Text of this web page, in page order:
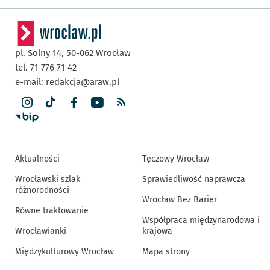
pl. Solny 14, 50-062 Wrocław
tel. 71 776 71 42
e-mail: redakcja@araw.pl
Aktualności
Wrocławski szlak
różnorodności
Równe traktowanie
Wrocławianki
Międzykulturowy Wrocław
Tęczowy Wrocław
Sprawiedliwość naprawcza
Wrocław Bez Barier
Współpraca międzynarodowa i
krajowa
Mapa strony